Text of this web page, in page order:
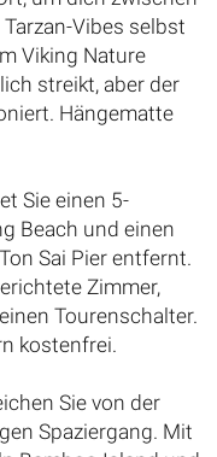
Vibes selbst
Viking Nature
streikt, aber der
Hängematte
Sie einen 5-
Beach und einen
Sai Pier entfernt.
Zimmer,
Tourenschalter.
kostenfrei.
Sie von der
Spaziergang. Mit